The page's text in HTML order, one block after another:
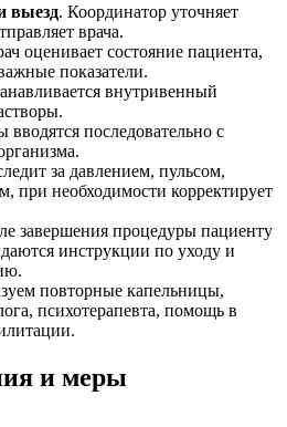
выезд. Координатор уточняет
врача.
оценивает состояние пациента,
показатели.
внутривенный
вводятся последовательно с
за давлением, пульсом,
при необходимости корректирует
завершения процедуры пациенту
инструкции по уходу и
повторные капельницы,
психотерапевта, помощь в
и меры